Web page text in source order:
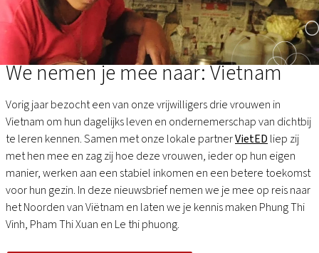
We nemen je mee naar: Vietnam
Vorig jaar bezocht een van onze vrijwilligers drie vrouwen in
Vietnam om hun dagelijks leven en ondernemerschap van dichtbij
te leren kennen. Samen met onze lokale partnerVietED liep zij
met hen mee en zag zij hoe deze vrouwen, ieder op hun eigen
manier, werken aan een stabiel inkomen en een betere toekomst
voor hun gezin. In deze nieuwsbrief nemen we je mee op reis naar
het Noorden van Viëtnam en laten we je kennis maken Phung Thi
Vinh, Pham Thi Xuan en Le thi phuong.